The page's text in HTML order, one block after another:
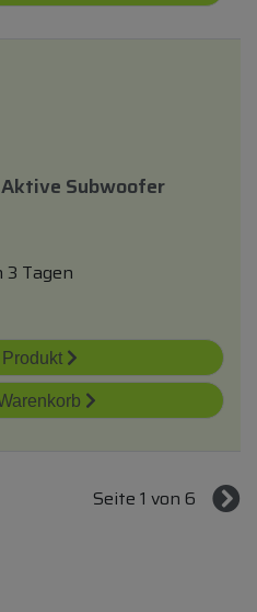
Aktive Subwoofer
Tagen
Seite 1 von 6